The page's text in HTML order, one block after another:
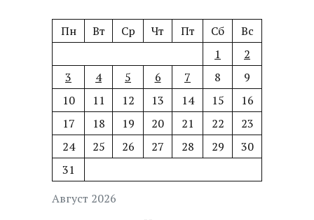
Август 2026
Пн Вт Ср Чт Пт Сб
Вс
1
2
3
4 5 6 7 8
9
10
11 12 13 14 15
16
17
18 19 20 21 22
23
24
25 26 27 28 29
30
31